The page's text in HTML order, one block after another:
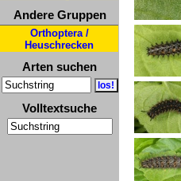
Andere Gruppen
Orthoptera /
Heuschrecken
Arten suchen
Volltextsuche